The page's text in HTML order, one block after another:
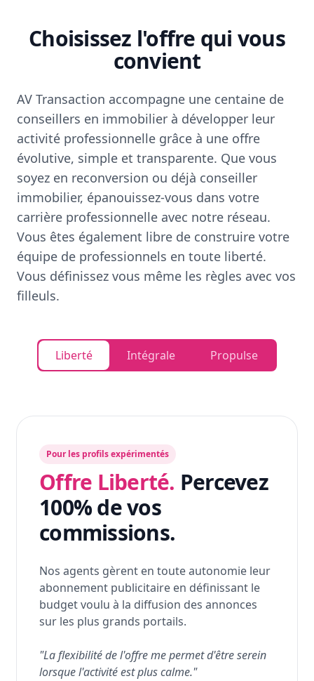
Choisissez l'offre qui vous
convient
AV Transaction accompagne une centaine de
conseillers en immobilier à développer leur
activité professionnelle grâce à une offre
évolutive, simple et transparente. Que vous
soyez en reconversion ou déjà conseiller
immobilier, épanouissez-vous dans votre
carrière professionnelle avec notre réseau.
Vous êtes également libre de construire votre
équipe de professionnels en toute liberté.
Vous définissez vous même les règles avec vos
filleuls.
Liberté Intégrale Propulse
Pour les profils expérimentés
Offre Liberté. Percevez
100% de vos
commissions.
Nos agents gèrent en toute autonomie leur
abonnement publicitaire en définissant le
budget voulu à la diffusion des annonces
sur les plus grands portails.
"La flexibilité de l'offre me permet d'être serein
lorsque l'activité est plus calme."